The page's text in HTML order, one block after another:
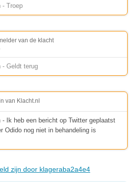
- Troep
van de klacht
- Geldt terug
van Klacht.nl
- Ik heb een bericht op Twitter geplaatst
Odido nog niet in behandeling is
zijn door klageraba2a4e4